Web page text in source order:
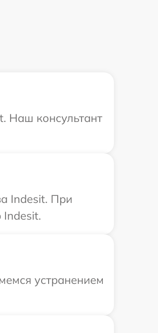
Наш консультант
Indesit. При
Indesit.
устранением